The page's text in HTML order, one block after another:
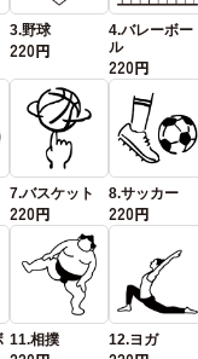
3.野球
220円
4.バレーボー
ル
220円
7.バスケット
220円
8.サッカー
220円
11.相撲 12.ヨガ